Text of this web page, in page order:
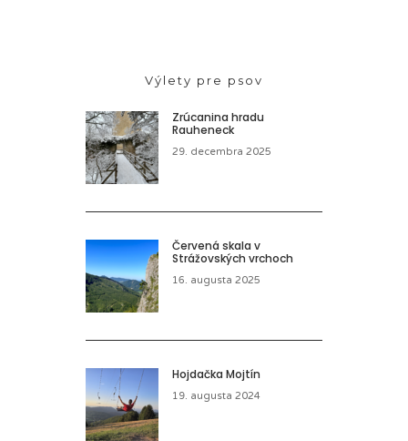
Výlety pre psov
Zrúcanina hradu
Rauheneck
29. decembra 2025
Červená skala v
Strážovských vrchoch
16. augusta 2025
Hojdačka Mojtín
19. augusta 2024